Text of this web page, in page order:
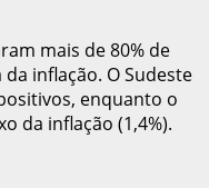
mais de 80% de
inflação. O Sudeste
enquanto o
da inflação (1,4%).